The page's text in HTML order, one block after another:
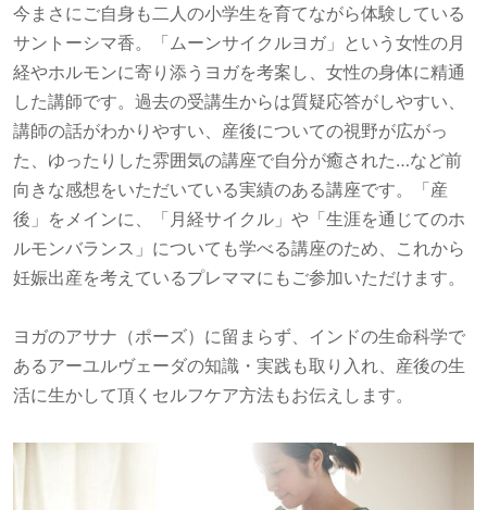
今まさにご自身も二人の小学生を育てながら体験している
サントーシマ香。「ムーンサイクルヨガ」という女性の月
経やホルモンに寄り添うヨガを考案し、女性の身体に精通
した講師です。過去の受講生からは質疑応答がしやすい、
講師の話がわかりやすい、産後についての視野が広がっ
た、ゆったりした雰囲気の講座で自分が癒された…など前
向きな感想をいただいている実績のある講座です。「産
後」をメインに、「月経サイクル」や「生涯を通じてのホ
ルモンバランス」についても学べる講座のため、これから
妊娠出産を考えているプレママにもご参加いただけます。
ヨガのアサナ（ポーズ）に留まらず、インドの生命科学で
あるアーユルヴェーダの知識・実践も取り入れ、産後の生
活に生かして頂くセルフケア方法もお伝えします。